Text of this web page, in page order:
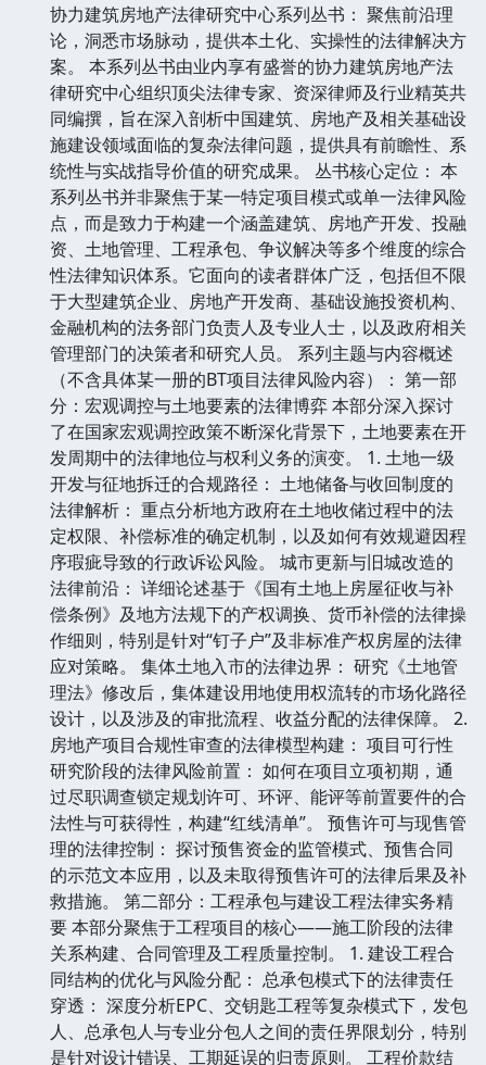
协力建筑房地产法律研究中心系列丛书： 聚焦前沿理
论，洞悉市场脉动，提供本土化、实操性的法律解决方
案。 本系列丛书由业内享有盛誉的协力建筑房地产法
律研究中心组织顶尖法律专家、资深律师及行业精英共
同编撰，旨在深入剖析中国建筑、房地产及相关基础设
施建设领域面临的复杂法律问题，提供具有前瞻性、系
统性与实战指导价值的研究成果。 丛书核心定位： 本
系列丛书并非聚焦于某一特定项目模式或单一法律风险
点，而是致力于构建一个涵盖建筑、房地产开发、投融
资、土地管理、工程承包、争议解决等多个维度的综合
性法律知识体系。它面向的读者群体广泛，包括但不限
于大型建筑企业、房地产开发商、基础设施投资机构、
金融机构的法务部门负责人及专业人士，以及政府相关
管理部门的决策者和研究人员。 系列主题与内容概述
（不含具体某一册的BT项目法律风险内容）： 第一部
分：宏观调控与土地要素的法律博弈 本部分深入探讨
了在国家宏观调控政策不断深化背景下，土地要素在开
发周期中的法律地位与权利义务的演变。 1. 土地一级
开发与征地拆迁的合规路径： 土地储备与收回制度的
法律解析： 重点分析地方政府在土地收储过程中的法
定权限、补偿标准的确定机制，以及如何有效规避因程
序瑕疵导致的行政诉讼风险。 城市更新与旧城改造的
法律前沿： 详细论述基于《国有土地上房屋征收与补
偿条例》及地方法规下的产权调换、货币补偿的法律操
作细则，特别是针对“钉子户”及非标准产权房屋的法律
应对策略。 集体土地入市的法律边界： 研究《土地管
理法》修改后，集体建设用地使用权流转的市场化路径
设计，以及涉及的审批流程、收益分配的法律保障。 2.
房地产项目合规性审查的法律模型构建： 项目可行性
研究阶段的法律风险前置： 如何在项目立项初期，通
过尽职调查锁定规划许可、环评、能评等前置要件的合
法性与可获得性，构建“红线清单”。 预售许可与现售管
理的法律控制： 探讨预售资金的监管模式、预售合同
的示范文本应用，以及未取得预售许可的法律后果及补
救措施。 第二部分：工程承包与建设工程法律实务精
要 本部分聚焦于工程项目的核心——施工阶段的法律
关系构建、合同管理及工程质量控制。 1. 建设工程合
同结构的优化与风险分配： 总承包模式下的法律责任
穿透： 深度分析EPC、交钥匙工程等复杂模式下，发包
人、总承包人与专业分包人之间的责任界限划分，特别
是针对设计错误、工期延误的归责原则。 工程价款结